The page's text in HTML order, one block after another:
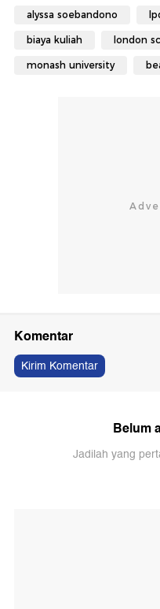
alyssa soebandono
biaya kuliah london
monash university
Komentar
Kirim Komentar
Belum
Jadilah yang